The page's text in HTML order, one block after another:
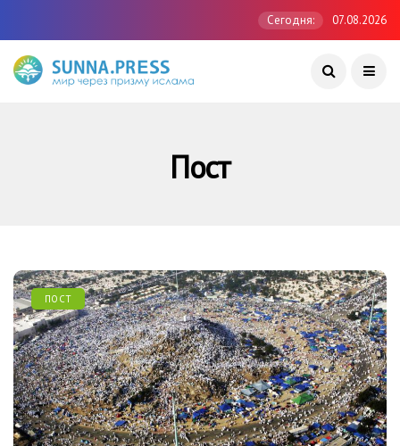
Сегодня: 07.08.2026
Пост
ПОСТ